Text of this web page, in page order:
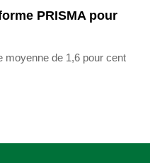
PRISMA pour
moyenne de 1,6 pour cent